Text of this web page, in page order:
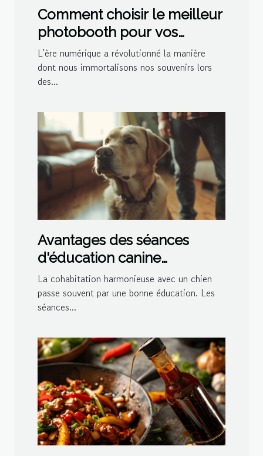
Comment choisir le meilleur
photobooth pour vos
événements spéciaux
L'ère numérique a révolutionné la manière
dont nous immortalisons nos souvenirs lors
des...
Avantages des séances
d'éducation canine
personnalisées à domicile
La cohabitation harmonieuse avec un chien
passe souvent par une bonne éducation. Les
séances...